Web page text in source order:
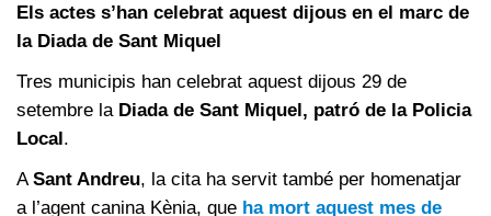
Els actes s’han celebrat aquest dijous en el marc de
la Diada de Sant Miquel
Tres municipis han celebrat aquest dijous 29 de
setembre la Diada de Sant Miquel, patró de la Policia
Local.
A Sant Andreu, la cita ha servit també per homenatjar
a l’agent canina Kènia, que ha mort aquest mes de